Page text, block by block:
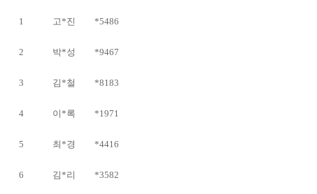
1 고*진 *5486
2 박*성 *9467
3 김*철 *8183
4 이*록 *1971
5 최*경 *4416
6 김*리 *3582